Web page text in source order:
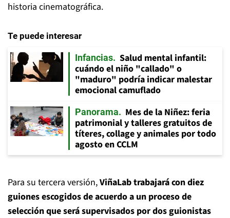
historia cinematográfica.
Te puede interesar
Infancias
Salud mental infantil:
cuándo el niño "callado" o
"maduro" podría indicar malestar
emocional camuflado
Panorama
Mes de la Niñez: feria
patrimonial y talleres gratuitos de
títeres, collage y animales por todo
agosto en CCLM
Para su tercera versión,ViñaLab trabajará con diez
guiones escogidos de acuerdo a un proceso de
selección que será supervisados por dos guionistas